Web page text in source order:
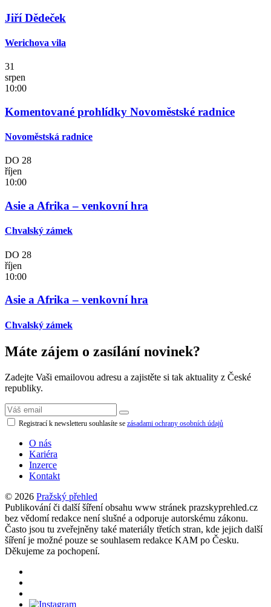
Jiří Dědeček
Werichova vila
31
srpen
10:00
Komentované prohlídky Novoměstské radnice
Novoměstská radnice
DO 28
říjen
10:00
Asie a Afrika – venkovní hra
Chvalský zámek
DO 28
říjen
10:00
Asie a Afrika – venkovní hra
Chvalský zámek
Máte zájem o zasílání novinek?
Zadejte Vaši emailovou adresu a zajistěte si tak aktuality z České
republiky.
Registrací k newsletteru souhlasíte se zásadami ochrany osobních údajů
O nás
Kariéra
Inzerce
Kontakt
© 2026 Pražský přehled
Publikování či další šíření obsahu www stránek prazskyprehled.cz
bez vědomí redakce není slušné a odporuje autorskému zákonu.
Často jsou tu zveřejněny také materiály třetích stran, kde jejich další
šíření je možné pouze se souhlasem redakce KAM po Česku.
Děkujeme za pochopení.